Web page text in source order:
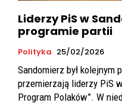
Liderzy PiS w
programie partii
Polityka 25/02/2026
Sandomierz był kolejnym
przemierzają liderzy PiS
Program Polaków”. W